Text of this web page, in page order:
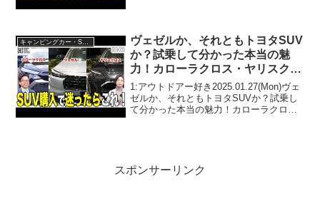
キャンピングカー・SUV人気車種
ヴェゼルか、それともトヨタSUV
か？試乗して分かった本当の魅
力！カローラクロス・ヤリスクロ
ス
1:アウトドアー好き2025.01.27(Mon)ヴェ
ゼルか、それともトヨタSUVか？試乗し
て分かった本当の魅力！カローラクロ
スポンサーリンク